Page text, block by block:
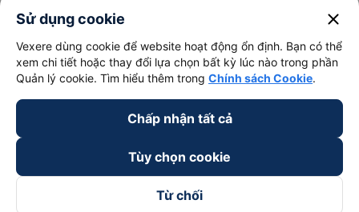
Sử dụng cookie close
Vexere dùng cookie để website hoạt động ổn định. Bạn có thể
xem chi tiết hoặc thay đổi lựa chọn bất kỳ lúc nào trong phần
Quản lý cookie. Tìm hiểu thêm trong Chính sách Cookie.
Chấp nhận tất cả
Tùy chọn cookie
Từ chối